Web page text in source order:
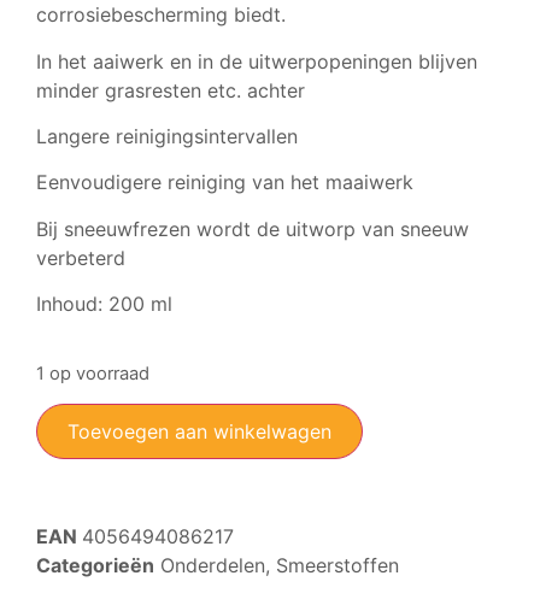
corrosiebescherming biedt.
In het aaiwerk en in de uitwerpopeningen blijven
minder grasresten etc. achter
Langere reinigingsintervallen
Eenvoudigere reiniging van het maaiwerk
Bij sneeuwfrezen wordt de uitworp van sneeuw
verbeterd
Inhoud: 200 ml
1 op voorraad
Toevoegen aan winkelwagen
EAN 4056494086217
Categorieën Onderdelen, Smeerstoffen